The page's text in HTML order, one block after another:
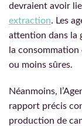
devraient avoir
extraction. Les
attention dans la
la consommation
ou moins sûres.
Néanmoins,
rapport précis
production de